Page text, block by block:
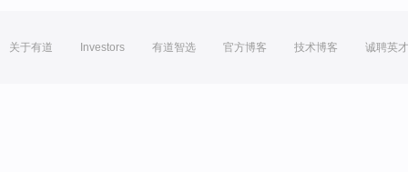
关于有道 Investors 有道智选 官方博客 技术博客 诚聘英才